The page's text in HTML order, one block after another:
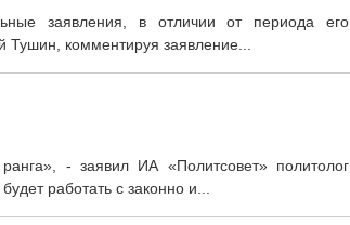
заявления, в отличии от периода его
Тушин, комментируя заявление...
- заявил ИА «Политсовет» политолог
работать с законно и...